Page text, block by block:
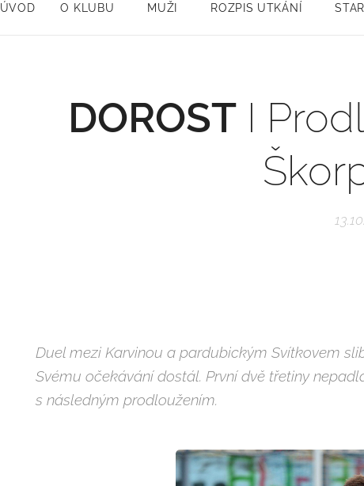
ÚVOD O KLUBU MUŽI ROZPIS UTKÁNÍ
DOROSTI
Duel mezi Karvinou a pardubickým Svítkovem
Svému očekávání dostál. První dvě třetiny
s následným prodloužením.